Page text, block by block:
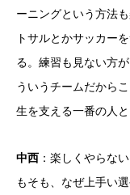
ーニングという方法
トサルとかサッカー
る。練習も見ない方
ういうチームだから
生を支える一番の人
中西 ：楽しくやらな
もそも、なぜ上手い